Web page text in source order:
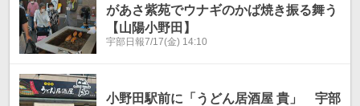
があさ紫苑でウナギのかば焼き振る舞う
【山陽小野田】
宇部日報7/17(金) 14:10
小野田駅前に「うどん居酒屋 貴」 宇部